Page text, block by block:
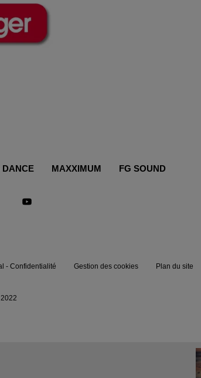
DANCE MAXXIMUM FG SOUND
- Confidentialité Gestion des cookies Plan du site
2022